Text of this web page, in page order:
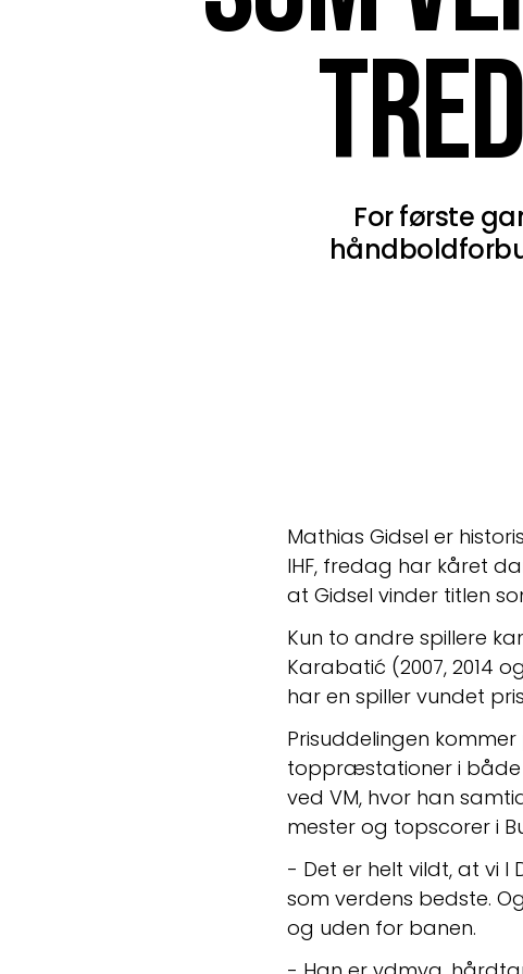
For første
Mathias Gidsel er
IHF, fredag har kåret
at Gidsel vinder titlen
Kun to andre spillere
Karabatić (2007, 2014
har en spiller vundet
Prisuddelingen
toppræstationer i både
ved VM, hvor han
mester og topscorer i
- Det er helt vildt, at vi
som verdens bedste.
og uden for banen.